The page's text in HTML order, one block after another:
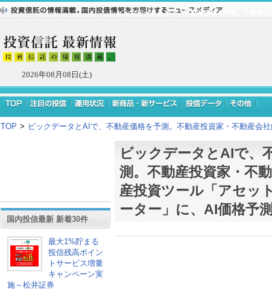
2026年08月08日(土)
ビックデータとAIで、不動産価格を予測。不動産
TOP > ビックデータとAIで、不動産価格を予測。不動産投資家・不動産会
国内投信最新 新着30件
最大1%貯まる
投信残高ポイン
トサービス増量
キャンペーン実
施～松井証券
ビックデータとAIで、
測。不動産投資家・不
産投資ツール「アセッ
ーター」に、AI価格予